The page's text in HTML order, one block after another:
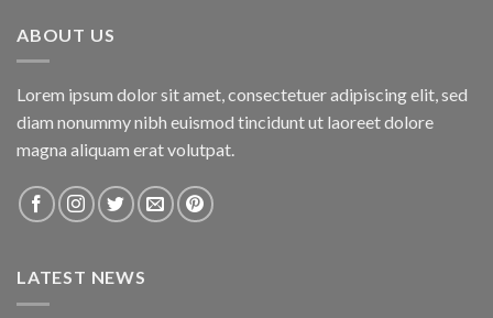
ABOUT US
Lorem ipsum dolor sit amet, consectetuer adipiscing elit, sed
diam nonummy nibh euismod tincidunt ut laoreet dolore
magna aliquam erat volutpat.
LATEST NEWS